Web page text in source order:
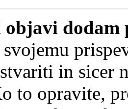
dodam
in sicer
to opravite,